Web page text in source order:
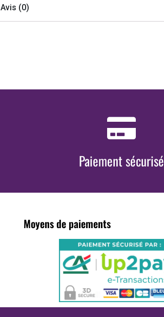
Avis (0)
Paiement sécurisé
Moyens de paiements